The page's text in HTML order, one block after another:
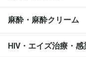
麻酔・麻酔クリーム
HIV・エイズ治療・